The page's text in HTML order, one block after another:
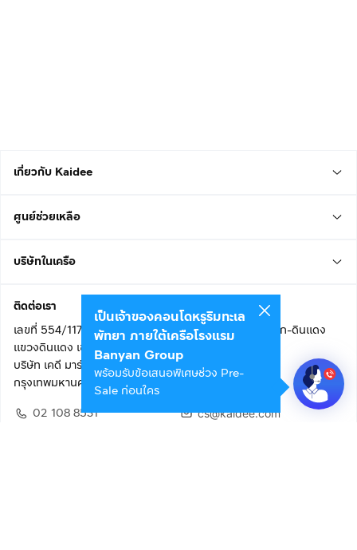
เกี่ยวกับ Kaidee
ศูนย์ช่วยเหลือ
บริษัทในเครือ
ติดต่อเรา
เลขที่ 554/117 อาคารสกายไนน์ เซ็นเตอร์ ชั้น 22 ถนนอโศก-ดินแดง
แขวงดินแดง เขตดินแดง
บริษัท เคดี มาร์เก็ตเพลส จำกัด (สำนักงานใหญ่)
กรุงเทพมหานคร 10400
02 108 8531
cs@kaidee.com
เป็นเจ้าของคอนโดหรูริมทะเล
พัทยา ภายใต้เครือโรงแรม
Banyan Group
พร้อมรับข้อเสนอพิเศษช่วง Pre-
Sale ก่อนใคร